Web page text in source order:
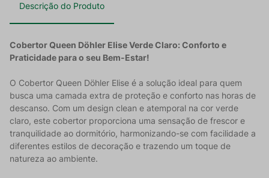
Descrição do Produto
Cobertor Queen Döhler Elise Verde Claro: Conforto e
Praticidade para o seu Bem-Estar!
O Cobertor Queen Döhler Elise é a solução ideal para quem
busca uma camada extra de proteção e conforto nas horas de
descanso. Com um design clean e atemporal na cor verde
claro, este cobertor proporciona uma sensação de frescor e
tranquilidade ao dormitório, harmonizando-se com facilidade a
diferentes estilos de decoração e trazendo um toque de
natureza ao ambiente.